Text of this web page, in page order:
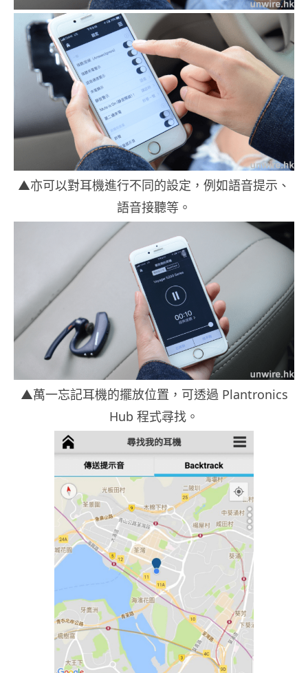
▲亦可以對耳機進行不同的設定，例如語音提示、
語音接聽等。
▲萬一忘記耳機的擺放位置，可透過 Plantronics
Hub 程式尋找。